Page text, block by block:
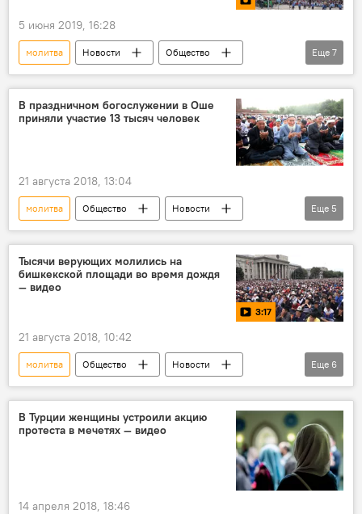
5 июня 2019, 16:28
молитва Новости
Общество
Кыргызстан
фото
Мультимедиа
Бишкек
Орозо айт
Айт намаз
Орозо-2019
Еще 7
В праздничном богослужении в Оше
приняли участие 13 тысяч человек
21 августа 2018, 13:04
молитва Общество
Новости
Кыргызстан
Ош
Айт намаз
Курман айт
Еще 5
Тысячи верующих молились на
бишкекской площади во время дождя
— видео
3:17
21 августа 2018, 10:42
молитва Общество
Новости
видео
Кыргызстан
Мультимедиа
Бишкек
Празднование Курман айта-2018
Курман айт
Еще 6
В Турции женщины устроили акцию
протеста в мечетях — видео
14 апреля 2018, 18:46